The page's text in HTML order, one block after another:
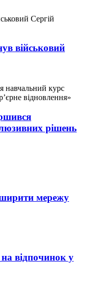
військовий
рішень
мережу
відпочинок у